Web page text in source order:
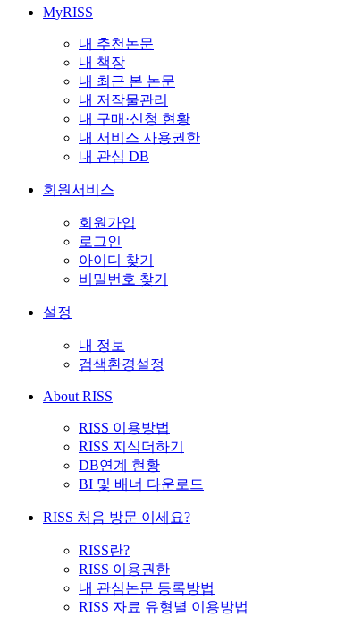
MyRISS
내 추천논문
내 책장
내 최근 본 논문
내 저작물관리
내 구매·신청 현황
내 서비스 사용권한
내 관심 DB
회원서비스
회원가입
로그인
아이디 찾기
비밀번호 찾기
설정
내 정보
검색환경설정
About RISS
RISS 이용방법
RISS 지식더하기
DB연계 현황
BI 및 배너 다운로드
RISS 처음 방문 이세요?
RISS란?
RISS 이용권한
내 관심논문 등록방법
RISS 자료 유형별 이용방법